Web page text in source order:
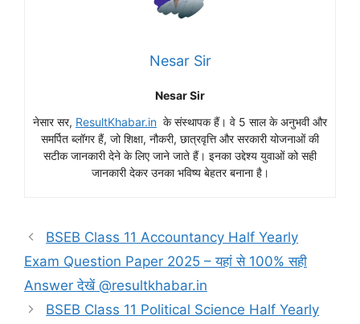
Nesar Sir
Nesar Sir
नेसार सर, ResultKhabar.in के संस्थापक हैं। वे 5 साल के अनुभवी और
समर्पित ब्लॉगर हैं, जो शिक्षा, नौकरी, छात्रवृत्ति और सरकारी योजनाओं की
सटीक जानकारी देने के लिए जाने जाते हैं। इनका उद्देश्य युवाओं को सही
जानकारी देकर उनका भविष्य बेहतर बनाना है।
BSEB Class 11 Accountancy Half Yearly
Exam Question Paper 2025 – यहां से 100% सही
Answer देखें @resultkhabar.in
BSEB Class 11 Political Science Half Yearly